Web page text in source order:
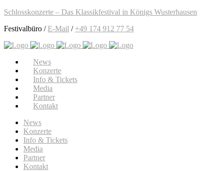
Schlosskonzerte – Das Klassikfestival in Königs Wusterhausen
Festivalbüro /E-Mail / +49 174 912 77 54
News
Konzerte
Info & Tickets
Media
Partner
Kontakt
News
Konzerte
Info & Tickets
Media
Partner
Kontakt